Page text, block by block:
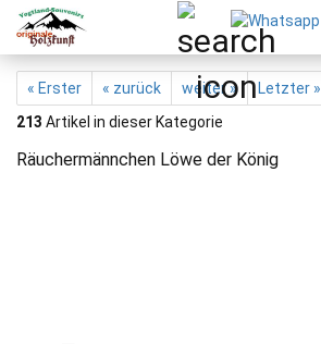
« Erster « zurück weiter »
Letzter »
213 Artikel in dieser Kategorie
Räuchermännchen Löwe der König